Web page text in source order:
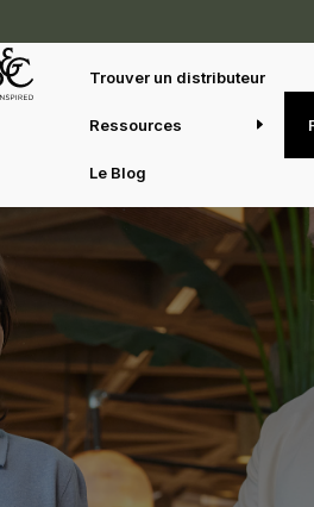
Trouver un distributeur
Ressources
Le Blog
le mouvement